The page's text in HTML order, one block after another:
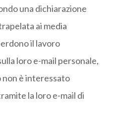
una dichiarazione
ai media
il lavoro
loro e-mail personale,
non è interessato
la loro e-mail di